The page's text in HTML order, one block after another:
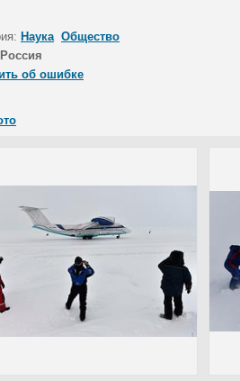
Наука Общество
Россия
об ошибке